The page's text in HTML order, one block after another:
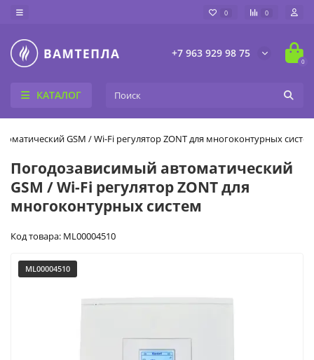
0 0
+7 963 929 98 75
0
КАТАЛОГ
GSM / Wi-Fi регулятор ZONT для многоконтурных систем
Погодозависимый автоматический
GSM / Wi-Fi регулятор ZONT для
многоконтурных систем
Код товара: ML00004510
ML00004510